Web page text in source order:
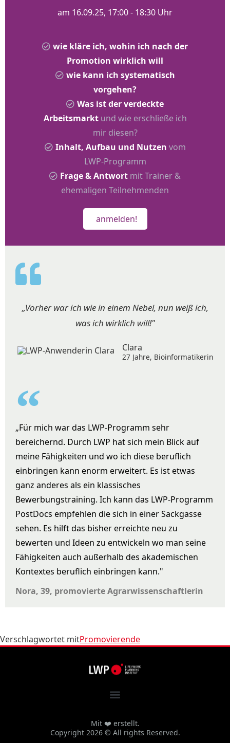
am 16.09.25, 17:00 - 18:30 Uhr
wie kläre ich, wohin ich nach der
Promotion wirklich will
wie kann ich systematisch
vorgehen?
Was ist der verdeckte
Arbeitsmarkt und wie erschließe ich
mir diesen?
Inhalt, Aufbau und Nutzen vom
LWP-Programm
Frage & Antwort mit Trainer &
ehemaligen Teilnehmenden
anmelden!
„Vorher war ich wie in einem Nebel, nun weiß ich,
was ich wirklich will!"
Clara
27 Jahre, Bioinformatikerin
„Für mich war das LWP-Programm sehr
bereichernd. Durch LWP hat sich mein Blick auf
meine Fähigkeiten und wo ich diese beruflich
einbringen kann enorm erweitert. Es ist etwas
ganz anderes als ein klassisches
Bewerbungstraining. Ich kann das LWP-Programm
PostDocs empfehlen die sich in einer Sackgasse
sehen. Es hilft das bisher erreichte neu zu
bewerten und Ideen zu entwickeln wo man seine
Fähigkeiten auch außerhalb des akademischen
Kontextes beruflich einbringen kann."
Nora, 39, promovierte Agrarwissenschaftlerin
Verschlagwortet mitPromovierende
Mit ❤️ erstellt.
Copyright 2026 © All rights Reserved.